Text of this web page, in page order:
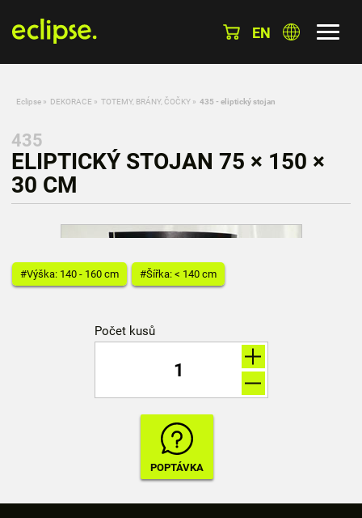
EN
Eclipse » DEKORACE » TOTEMY, BRÁNY, ČOČKY » 435 - eliptický stojan
435
ELIPTICKÝ STOJAN 75 × 150 ×
30 CM
#Výška: 140 - 160 cm #Šířka: < 140 cm
Počet kusů